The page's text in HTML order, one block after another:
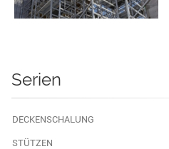
Serien
DECKENSCHALUNG
STÜTZEN